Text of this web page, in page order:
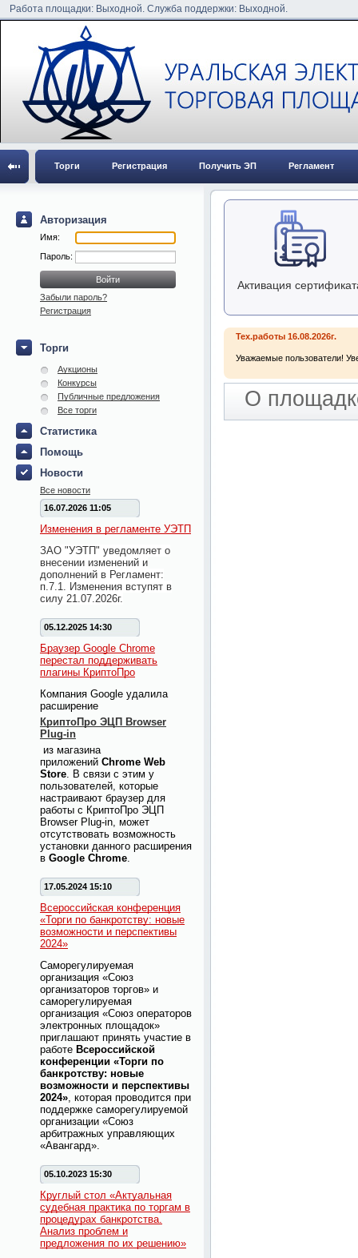
Работа площадки: Выходной. Служба поддержки: Выходной.
Торги Регистрация Получить ЭП Регламент
Авторизация
Имя:
Пароль:
Забыли пароль?
Регистрация
Торги
Аукционы
Конкурсы
Публичные предложения
Все торги
Статистика
Помощь
Новости
Все новости
16.07.2026 11:05
Изменения в регламенте УЭТП
ЗАО "УЭТП" уведомляет о
внесении изменений и
дополнений в Регламент:
п.7.1. Изменения вступят в
силу 21.07.2026г.
05.12.2025 14:30
Браузер Google Chrome
перестал поддерживать
плагины КриптоПро
Компания Google удалила
расширение
КриптоПро ЭЦП Browser
Plug-in
из магазина
приложений Chrome Web
Store. В связи с этим у
пользователей, которые
настраивают браузер для
работы с КриптоПро ЭЦП
Browser Plug-in, может
отсутствовать возможность
установки данного расширения
в Google Chrome.
17.05.2024 15:10
Всероссийская конференция
«Торги по банкротству: новые
возможности и перспективы
2024»
Саморегулируемая
организация «Союз
организаторов торгов» и
саморегулируемая
организация «Союз операторов
электронных площадок»
приглашают принять участие в
работе Всероссийской
конференции «Торги по
банкротству: новые
возможности и перспективы
2024», которая проводится при
поддержке саморегулируемой
организации «Союз
арбитражных управляющих
«Авангард».
05.10.2023 15:30
Круглый стол «Актуальная
судебная практика по торгам в
процедурах банкротства.
Анализ проблем и
предложения по их решению»
Активация
Тех.работы 16.08.2026г.
Уважаемые пользователи!
О